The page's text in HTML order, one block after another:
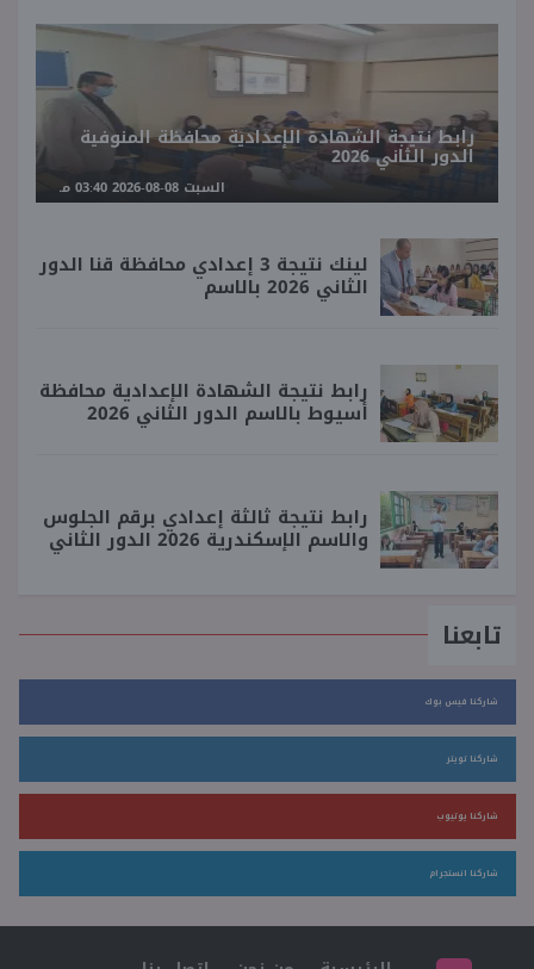
رابط نتيجة الشهادة الإعدادية محافظة المنوفية
الدور الثاني 2026
السبت 08-08-2026 03:40 مـ
لينك نتيجة 3 إعدادي محافظة قنا الدور
الثاني 2026 بالاسم
رابط نتيجة الشهادة الإعدادية محافظة
أسيوط بالاسم الدور الثاني 2026
رابط نتيجة ثالثة إعدادي برقم الجلوس
والاسم الإسكندرية 2026 الدور الثاني
تابعنا
شاركنا فيس بوك
شاركنا تويتر
شاركنا يوتيوب
شاركنا انستجرام